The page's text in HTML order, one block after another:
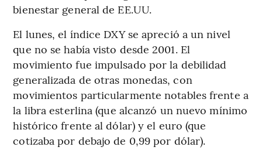
bienestar general de EE.UU.
El lunes, el índice DXY se apreció a un nivel
que no se había visto desde 2001. El
movimiento fue impulsado por la debilidad
generalizada de otras monedas, con
movimientos particularmente notables frente a
la libra esterlina (que alcanzó un nuevo mínimo
histórico frente al dólar) y el euro (que
cotizaba por debajo de 0,99 por dólar).